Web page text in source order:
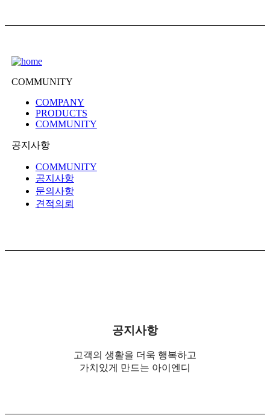
COMMUNITY
COMPANY
PRODUCTS
COMMUNITY
공지사항
COMMUNITY
공지사항
문의사항
견적의뢰
공지사항
고객의 생활을 더욱 행복하고
가치있게 만드는 아이엔디